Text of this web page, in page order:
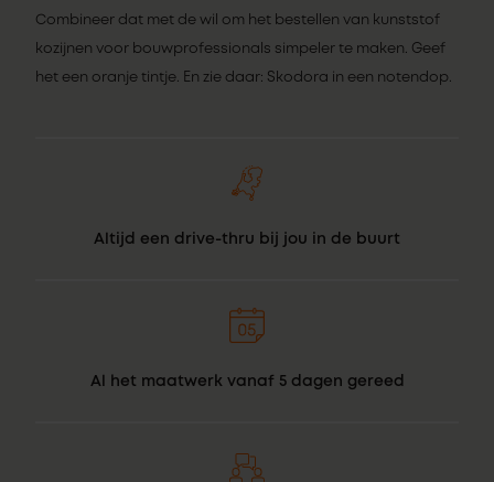
Combineer dat met de wil om het bestellen van kunststof
kozijnen voor bouwprofessionals simpeler te maken. Geef
het een oranje tintje. En zie daar: Skodora in een notendop.
Altijd een drive-thru bij jou in de buurt
Al het maatwerk vanaf 5 dagen gereed